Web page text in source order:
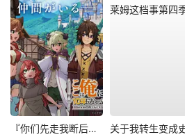
『你们先走我断后』，于是10年后我成为了传说